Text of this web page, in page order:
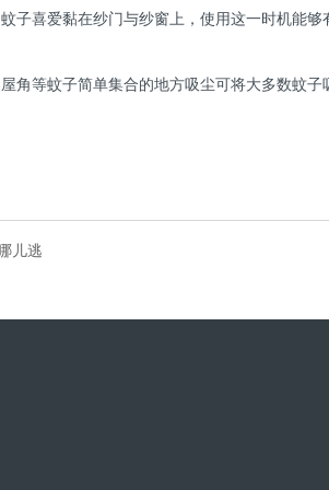
子喜爱黏在纱门与纱窗上，使用这一时机能够
角等蚊子简单集合的地方吸尘可将大多数蚊子
儿逃